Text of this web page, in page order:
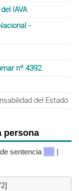
IAVA
-
nº 4392
del Estado
persona
sentencia
|